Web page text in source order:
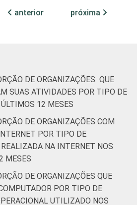
profissionais e
Educação, e
Pesquisa
19 71
Desenvolvimento
e Defesa de
Direitos
17 74
Religião
Saúde e
assistência
12
anterior próxima
DE ORGANIZAÇÕES QUE
SUAS ATIVIDADES POR TIPO DE
12 MESES
DE ORGANIZAÇÕES COM
POR TIPO DE
NA INTERNET NOS
MESES
DE ORGANIZAÇÕES QUE
POR TIPO DE
UTILIZADO NOS